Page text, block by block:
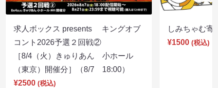
求人ボックス presents キングオブ
コント2026予選２回戦②
［8/4（火）きゅりあん 小ホール
（東京）開催分］（8/7 18:00）
¥2500 (税込)
しみちゃむ
¥1500 (税込)